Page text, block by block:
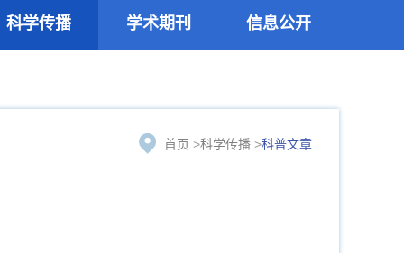
科学传播 学术期刊 信息公开
首页 >科学传播 >科普文章